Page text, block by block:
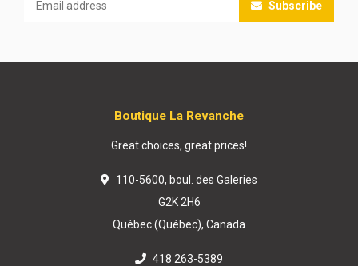
Subscribe
Boutique La Revanche
Great choices, great prices!
110-5600, boul. des Galeries
G2K 2H6
Québec (Québec), Canada
418 263-5389